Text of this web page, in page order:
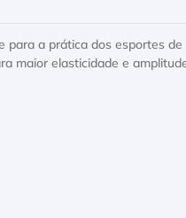
para a prática dos esportes de
maior elasticidade e